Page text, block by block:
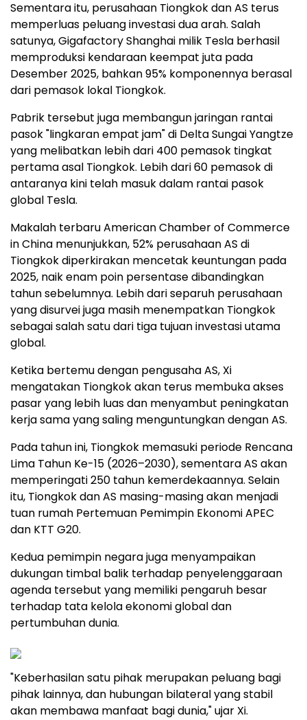
Sementara itu, perusahaan Tiongkok dan AS terus
memperluas peluang investasi dua arah. Salah
satunya, Gigafactory Shanghai milik Tesla berhasil
memproduksi kendaraan keempat juta pada
Desember 2025, bahkan 95% komponennya berasal
dari pemasok lokal Tiongkok.
Pabrik tersebut juga membangun jaringan rantai
pasok "lingkaran empat jam" di Delta Sungai Yangtze
yang melibatkan lebih dari 400 pemasok tingkat
pertama asal Tiongkok. Lebih dari 60 pemasok di
antaranya kini telah masuk dalam rantai pasok
global Tesla.
Makalah terbaru American Chamber of Commerce
in China menunjukkan, 52% perusahaan AS di
Tiongkok diperkirakan mencetak keuntungan pada
2025, naik enam poin persentase dibandingkan
tahun sebelumnya. Lebih dari separuh perusahaan
yang disurvei juga masih menempatkan Tiongkok
sebagai salah satu dari tiga tujuan investasi utama
global.
Ketika bertemu dengan pengusaha AS, Xi
mengatakan Tiongkok akan terus membuka akses
pasar yang lebih luas dan menyambut peningkatan
kerja sama yang saling menguntungkan dengan AS.
Pada tahun ini, Tiongkok memasuki periode Rencana
Lima Tahun Ke-15 (2026–2030), sementara AS akan
memperingati 250 tahun kemerdekaannya. Selain
itu, Tiongkok dan AS masing-masing akan menjadi
tuan rumah Pertemuan Pemimpin Ekonomi APEC
dan KTT G20.
Kedua pemimpin negara juga menyampaikan
dukungan timbal balik terhadap penyelenggaraan
agenda tersebut yang memiliki pengaruh besar
terhadap tata kelola ekonomi global dan
pertumbuhan dunia.
"Keberhasilan satu pihak merupakan peluang bagi
pihak lainnya, dan hubungan bilateral yang stabil
akan membawa manfaat bagi dunia," ujar Xi.